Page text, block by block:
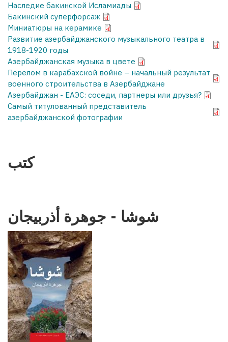
Наследие бакинской Исламиады
Бакинский суперфорсаж
Миниатюры на керамике
Развитие азербайджанского музыкального театра в
1918-1920 годы
Азербайджанская музыка в цвете
Перелом в карабахской войне – начальный результат
военного строительства в Азербайджане
Азербайджан - ЕАЭС: соседи, партнеры или друзья?
Самый титулованный представитель
азербайджанской фотографии
كتب
شوشا - جوهرة أذربيجان